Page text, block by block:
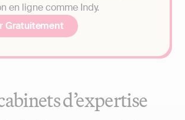
en ligne comme Indy.
Gratuitement
d’expertise